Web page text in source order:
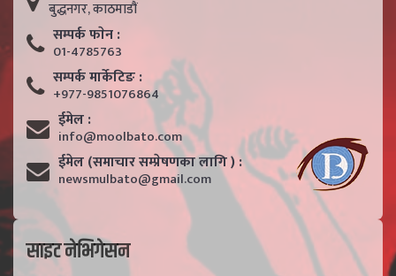
बुद्धनगर, काठमाडाैं
सम्पर्क फाेन :
01-4785763
सम्पर्क मार्केटिङ :
+977-9851076864
ईमेल :
info@moolbato.com
ईमेल (समाचार सम्प्रेषणका लागि ) :
newsmulbato@gmail.com
साइट नेभिगेसन